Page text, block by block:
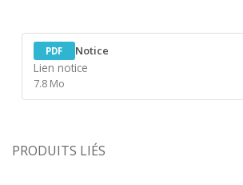
PDF Notice
Lien notice
7.8 Mo
PRODUITS LIÉS